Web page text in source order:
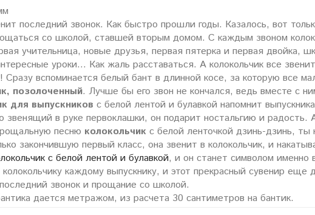
последний звонок. Как быстро прошли годы. Казалось, вот
со школой, ставшей вторым домом. С каждым звоном
учительница, новые друзья, первая пятерка и первая двойка,
уроки… Как жаль расставаться. А колокольчик все
Сразу вспоминается белый бант в длинной косе, за которую все
позолоченный. Лучше бы его звон не кончался, ведь вместе с
для выпускников с белой лентой и булавкой напомнит
звенящий в руке первоклашки, он подарит ностальгию и радость.
песню колокольчик с белой ленточкой дзинь-дзинь,
закончившую первый класс, она звенит в колокольчик, и
с белой лентой и булавкой, и он станет символом именно
каждому выпускнику, и этот прекрасный сувенир еще
звонок и прощание со школой.
дается метражом, из расчета 30 сантиметров на бантик.